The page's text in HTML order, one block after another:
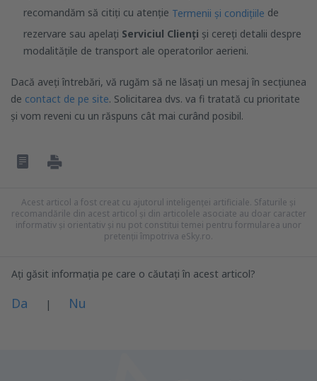
recomandăm să citiți cu atenție Termenii și condițiile de
rezervare sau apelați Serviciul Clienți și cereți detalii despre
modalitățile de transport ale operatorilor aerieni.
Dacă aveți întrebări, vă rugăm să ne lăsați un mesaj în secțiunea
de contact de pe site. Solicitarea dvs. va fi tratată cu prioritate
și vom reveni cu un răspuns cât mai curând posibil.
Acest articol a fost creat cu ajutorul inteligenței artificiale. Sfaturile și
recomandările din acest articol și din articolele asociate au doar caracter
informativ și orientativ și nu pot constitui temei pentru formularea unor
pretenții împotriva eSky.ro.
Ați găsit informația pe care o căutați în acest articol?
Da | Nu